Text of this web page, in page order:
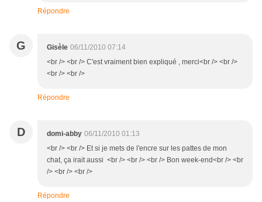
Répondre
G Gisèle 06/11/2010 07:14
<br /> <br /> C'est vraiment bien expliqué , merci<br /> <br />
<br /> <br />
Répondre
D domi-abby 06/11/2010 01:13
<br /> <br /> Et si je mets de l'encre sur les pattes de mon
chat, ça irait aussi <br /> <br /> <br /> Bon week-end<br /> <br
/> <br /> <br />
Répondre